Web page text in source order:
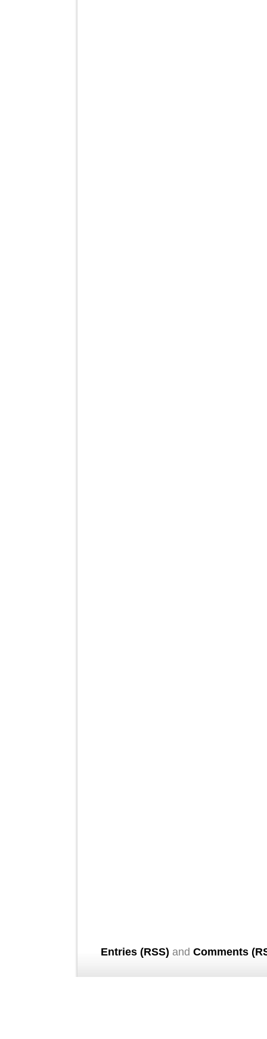
Entries (RSS) and Comments